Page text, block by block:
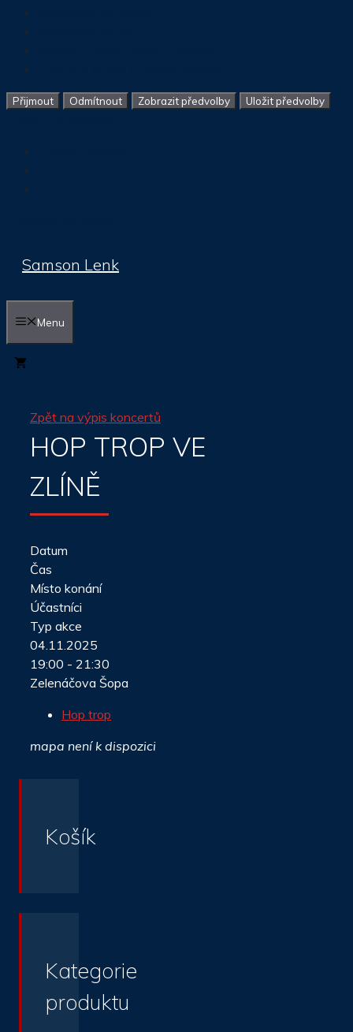
Přijmout Odmítnout Zobrazit předvolby Uložit předvolby
Samson Lenk
Menu
Zpět na výpis koncertů
HOP TROP VE
ZLÍNĚ
Datum
Čas
Místo konání
Účastníci
Typ akce
04.11.2025
19:00 - 21:30
Zelenáčova Šopa
Hop trop
mapa není k dispozici
Košík
Kategorie
produktu